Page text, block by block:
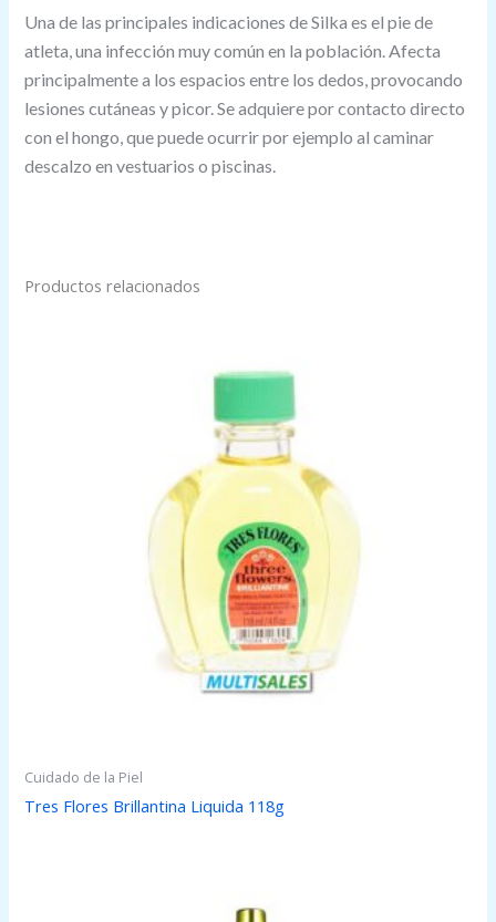
Una de las principales indicaciones de Silka es el pie de
atleta, una infección muy común en la población. Afecta
principalmente a los espacios entre los dedos, provocando
lesiones cutáneas y picor. Se adquiere por contacto directo
con el hongo, que puede ocurrir por ejemplo al caminar
descalzo en vestuarios o piscinas.
Productos relacionados
Cuidado de la Piel
Tres Flores Brillantina Liquida 118g